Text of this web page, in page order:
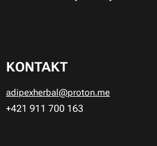
KONTAKT
adipexherbal@proton.me
+421 911 700 163